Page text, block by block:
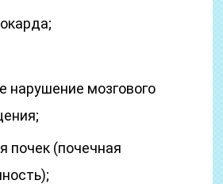
нарушение мозгового
почек (почечная